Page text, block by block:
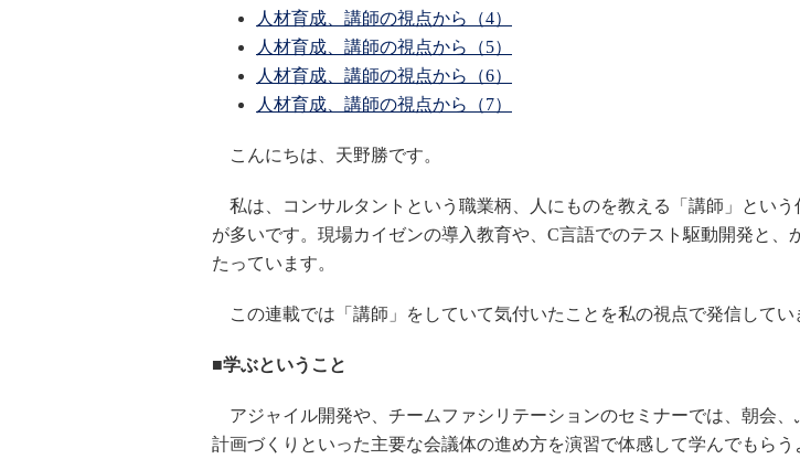
人材育成、講師の視点から（4）
人材育成、講師の視点から（5）
人材育成、講師の視点から（6）
人材育成、講師の視点から（7）
こんにちは、天野勝です。
私は、コンサルタントという職業柄、人にものを教える「講師」という
が多いです。現場カイゼンの導入教育や、C言語でのテスト駆動開発と、
たっています。
この連載では「講師」をしていて気付いたことを私の視点で発信してい
■学ぶということ
アジャイル開発や、チームファシリテーションのセミナーでは、朝会、
計画づくりといった主要な会議体の進め方を演習で体感して学んでもらう